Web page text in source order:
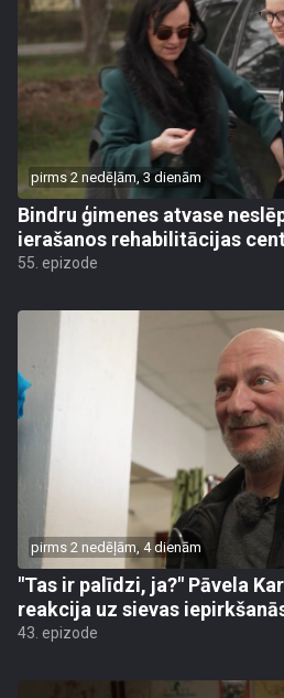
pirms 2 nedēļām, 3 dienām
Bindru ģimenes atvase
ierašanos rehabilitācijas
55. epizode
pirms 2 nedēļām, 4 dienām
"Tas ir palīdzi, ja?" Pāvela
reakcija uz sievas
43. epizode